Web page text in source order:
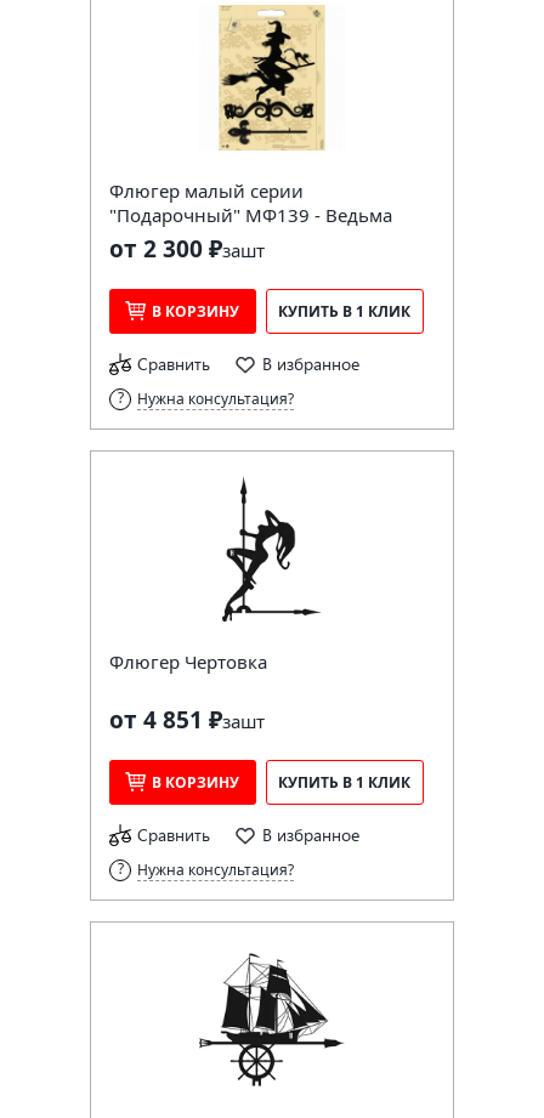
Флюгер малый серии
"Подарочный" МФ139 - Ведьма
от 2 300 ₽зашт
В КОРЗИНУ КУПИТЬ В 1 КЛИК
Сравнить В избранное
Нужна консультация?
Флюгер Чертовка
от 4 851 ₽зашт
В КОРЗИНУ КУПИТЬ В 1 КЛИК
Сравнить В избранное
Нужна консультация?